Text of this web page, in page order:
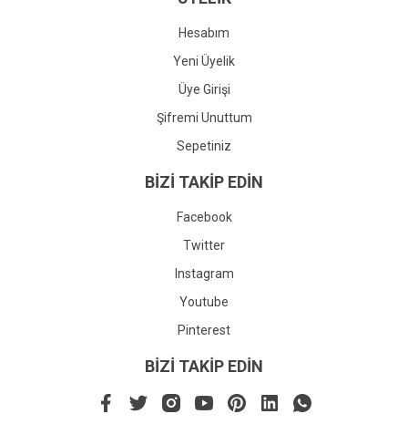
Hesabım
Yeni Üyelik
Üye Girişi
Şifremi Unuttum
Sepetiniz
BİZİ TAKİP EDİN
Facebook
Twitter
Instagram
Youtube
Pinterest
BİZİ TAKİP EDİN